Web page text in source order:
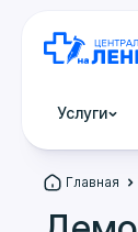
Услуги
Главная